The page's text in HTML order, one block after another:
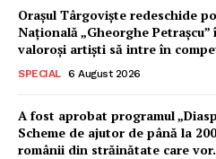
Orașul Târgoviște redeschide
Națională „Gheorghe
valoroși artiști să intre în
SPECIAL 6 August 2026
A fost aprobat programul
Scheme de ajutor de până la
românii din străinătate care